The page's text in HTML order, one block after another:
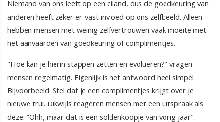
Niemand van ons leeft op een eiland, dus de goedkeuring van
anderen heeft zeker en vast invloed op ons zelfbeeld. Alleen
hebben mensen met weinig zelfvertrouwen vaak moeite met
het aanvaarden van goedkeuring of complimentjes.
"Hoe kan je hierin stappen zetten en evolueren?" vragen
mensen regelmatig. Eigenlijk is het antwoord heel simpel.
Bijvoorbeeld: Stel dat je een complimentjes krijgt over je
nieuwe trui. Dikwijls reageren mensen met een uitspraak als
deze: "Ohh, maar dat is een soldenkoopje van vorig jaar".